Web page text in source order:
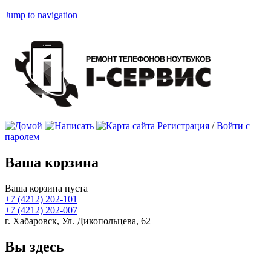
Jump to navigation
Регистрация /Войти с
паролем
Ваша корзина
Ваша корзина пуста
+7 (4212) 202-101
+7 (4212) 202-007
г. Хабаровск, Ул. Дикопольцева, 62
Вы здесь